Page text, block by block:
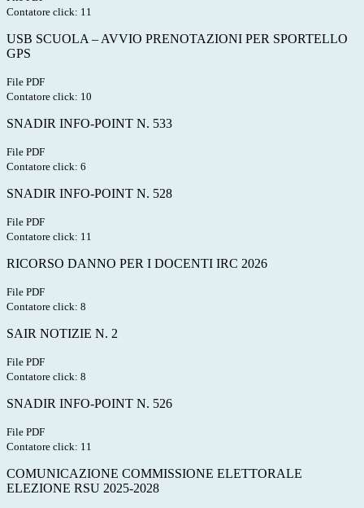
Contatore click: 11
USB SCUOLA – AVVIO PRENOTAZIONI PER SPORTELLO
GPS
File PDF
Contatore click: 10
SNADIR INFO-POINT N. 533
File PDF
Contatore click: 6
SNADIR INFO-POINT N. 528
File PDF
Contatore click: 11
RICORSO DANNO PER I DOCENTI IRC 2026
File PDF
Contatore click: 8
SAIR NOTIZIE N. 2
File PDF
Contatore click: 8
SNADIR INFO-POINT N. 526
File PDF
Contatore click: 11
COMUNICAZIONE COMMISSIONE ELETTORALE
ELEZIONE RSU 2025-2028